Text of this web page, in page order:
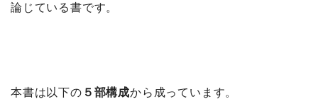
論じている書です。
本書は以下の ５部構成から成っています。